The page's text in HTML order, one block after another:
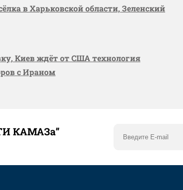
в Харьковской области, Зеленский
Киев ждёт от США технология
с Ираном
КАМАЗа”